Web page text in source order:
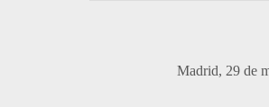
Madrid, 29 de